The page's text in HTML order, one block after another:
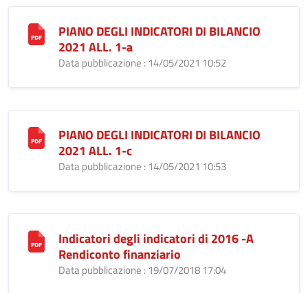
PIANO DEGLI INDICATORI DI BILANCIO
2021 ALL. 1-a
Data pubblicazione : 14/05/2021 10:52
PIANO DEGLI INDICATORI DI BILANCIO
2021 ALL. 1-c
Data pubblicazione : 14/05/2021 10:53
Indicatori degli indicatori di 2016 -A
Rendiconto finanziario
Data pubblicazione : 19/07/2018 17:04